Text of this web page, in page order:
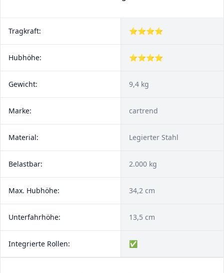
Tragkraft: ⭐⭐⭐⭐
Hubhöhe: ⭐⭐⭐⭐
Gewicht: 9,4 kg
Marke: cartrend
Material: Legierter Stahl
Belastbar: 2.000 kg
Max. Hubhöhe: 34,2 cm
Unterfahrhöhe: 13,5 cm
Integrierte Rollen: ✅